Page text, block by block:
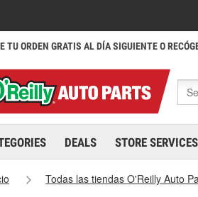
TU ORDEN GRATIS AL DÍA SIGUIENTE O
DEALS STORE SERVICES
Todas las tiendas O'Reilly Auto